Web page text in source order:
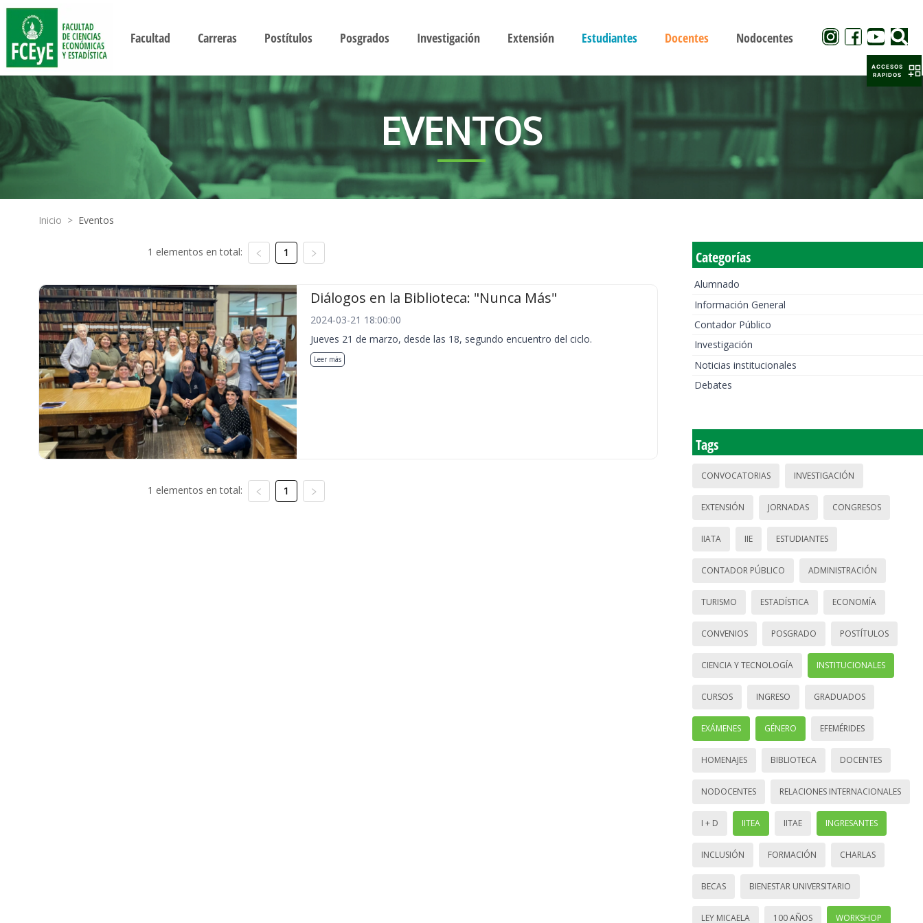
Facultad Carreras Postítulos Posgrados Investigación Extensión Estudiantes Docentes Nodocentes
EVENTOS
Inicio > Eventos
1 elementos en total: 1
Diálogos en la Biblioteca: "Nunca Más"
2024-03-21 18:00:00
Jueves 21 de marzo, desde las 18, segundo encuentro del ciclo.
Leer más
1 elementos en total: 1
Categorías
Alumnado
Información General
Contador Público
Investigación
Noticias institucionales
Debates
Tags
CONVOCATORIAS INVESTIGACIÓN
EXTENSIÓN JORNADAS CONGRESOS
IIATA IIE ESTUDIANTES
CONTADOR PÚBLICO ADMINISTRACIÓN
TURISMO ESTADÍSTICA ECONOMÍA
CONVENIOS POSGRADO POSTÍTULOS
CIENCIA Y TECNOLOGÍA INSTITUCIONALES
CURSOS INGRESO GRADUADOS
EXÁMENES GÉNERO EFEMÉRIDES
HOMENAJES BIBLIOTECA DOCENTES
NODOCENTES RELACIONES INTERNACIONALES
I + D IITEA IITAE INGRESANTES
INCLUSIÓN FORMACIÓN CHARLAS
BECAS BIENESTAR UNIVERSITARIO
LEY MICAELA 100 AÑOS WORKSHOP
ACCESOS
RAPIDOS